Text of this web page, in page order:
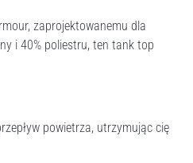
zaprojektowanemu dla
i 40% poliestru, ten tank top
powietrza, utrzymując cię